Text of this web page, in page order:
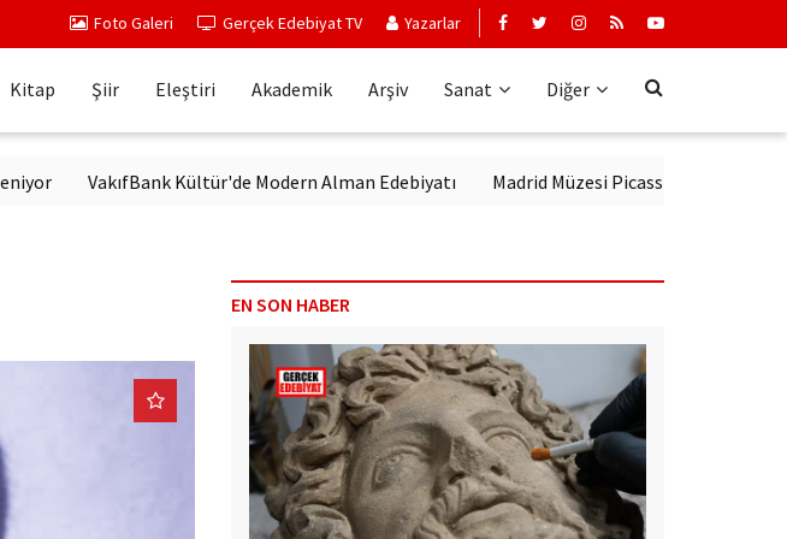
Foto Galeri Gerçek Edebiyat TV Yazarlar
Kitap Şiir Eleştiri Akademik Arşiv Sanat Diğer
VakıfBank Kültür'de Modern Alman Edebiyatı Madrid Müzesi Picasso'yu ‘Afrika
EN SON HABER